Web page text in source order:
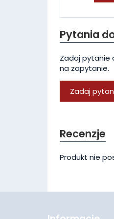
Pytania
Zadaj pytanie
na zapytanie.
Zadaj
Recenzje
Produkt nie